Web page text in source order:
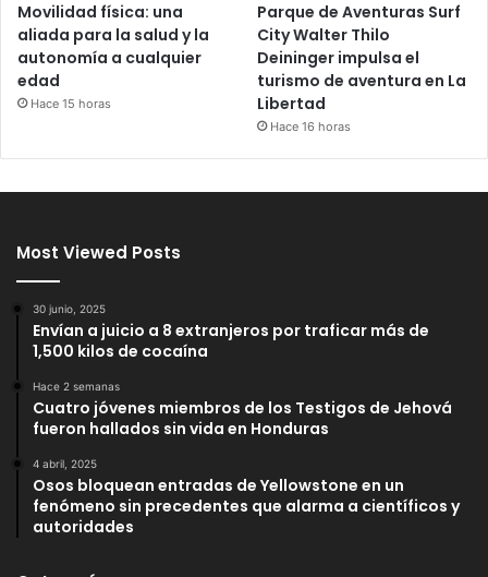
Movilidad física: una
aliada para la salud y la
autonomía a cualquier
edad
Hace 15 horas
Parque de Aventuras Surf
City Walter Thilo
Deininger impulsa el
turismo de aventura en La
Libertad
Hace 16 horas
Most Viewed Posts
30 junio, 2025
Envían a juicio a 8 extranjeros por traficar más de
1,500 kilos de cocaína
Hace 2 semanas
Cuatro jóvenes miembros de los Testigos de Jehová
fueron hallados sin vida en Honduras
4 abril, 2025
Osos bloquean entradas de Yellowstone en un
fenómeno sin precedentes que alarma a científicos y
autoridades